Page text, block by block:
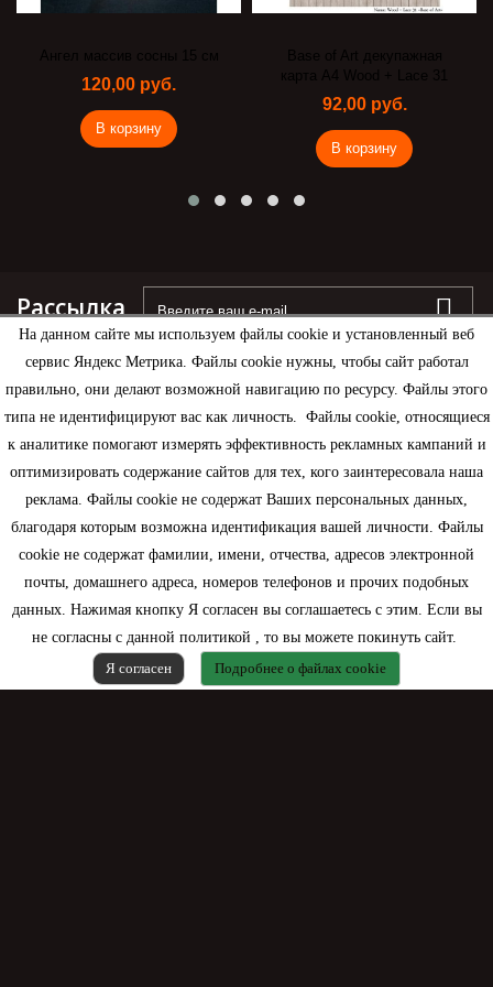
На данном сайте мы используем файлы cookie и установленный веб
сервис Яндекс Метрика. Файлы cookie нужны, чтобы сайт работал
правильно, они делают возможной навигацию по ресурсу. Файлы этого
типа не идентифицируют вас как личность. Файлы cookie, относящиеся
к аналитике помогают измерять эффективность рекламных кампаний и
оптимизировать содержание сайтов для тех, кого заинтересовала наша
реклама. Файлы cookie не содержат Ваших персональных данных,
благодаря которым возможна идентификация вашей личности. Файлы
cookie не содержат фамилии, имени, отчества, адресов электронной
почты, домашнего адреса, номеров телефонов и прочих подобных
данных. Нажимая кнопку Я согласен вы соглашаетесь с этим. Если вы
не согласны с данной политикой , то вы можете покинуть сайт.
Я согласен
Подробнее о файлах cookie
Ангел массив сосны 15 см
120,00 руб.
В корзину
Base of Art декупажная
карта А4 Wood + Lace 31
92,00 руб.
В корзину
Рассылка
Информация
Моя учетная запись
Контактная информация